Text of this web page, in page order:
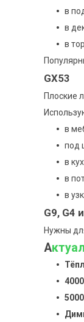
в
в
в
GX53
Плоские
в
под
в
в
в
G9, G4
Нужны
А